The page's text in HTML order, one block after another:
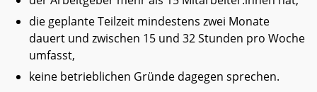
die geplante Teilzeit mindestens zwei Monate
dauert und zwischen 15 und 32 Stunden pro Woche
umfasst,
keine betrieblichen Gründe dagegen sprechen.